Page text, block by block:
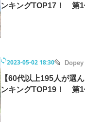
ンキングTOP17！ 第1
2023-05-02 18:30 Dopey
【60代以上195人が選
ンキングTOP19！ 第1